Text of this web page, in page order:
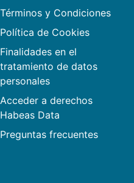
Términos y Condiciones
Política de Cookies
Finalidades en el
tratamiento de datos
personales
Acceder a derechos
Habeas Data
Preguntas frecuentes